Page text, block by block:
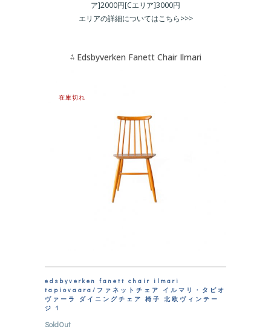
ア]2000円[Cエリア]3000円
エリアの詳細についてはこちら>>>
⁂ Edsbyverken Fanett Chair Ilmari
在庫切れ
edsbyverken fanett chair ilmari
tapiovaara/ファネットチェア イルマリ・タピオ
ヴァーラ ダイニングチェア 椅子 北欧ヴィンテー
ジ 1
SoldOut